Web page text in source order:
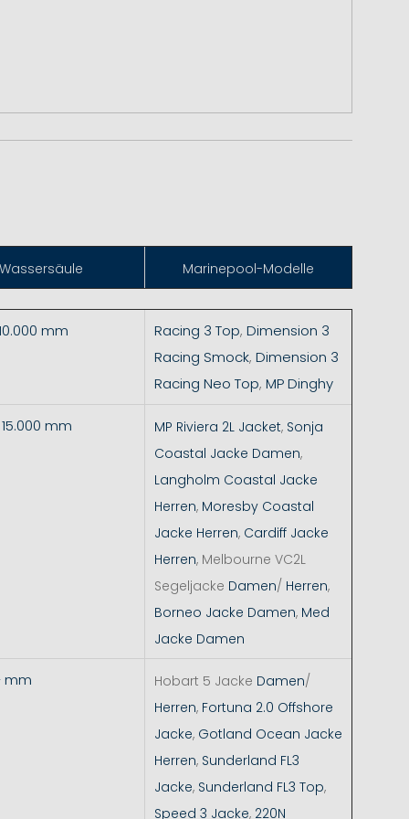
Wassersäule Marinepool-Modelle
mm Racing 3 Top, Dimension 3
Racing Smock, Dimension 3
Racing Neo Top, MP Dinghy
mm MP Riviera 2L Jacket, Sonja
Coastal Jacke Damen,
Langholm Coastal Jacke
Herren, Moresby Coastal
Jacke Herren, Cardiff Jacke
Herren, Melbourne VC2L
Segeljacke Damen/ Herren,
Borneo Jacke Damen, Med
Jacke Damen
mm Hobart 5 Jacke Damen/
Herren, Fortuna 2.0 Offshore
Jacke, Gotland Ocean Jacke
Herren, Sunderland FL3
Jacke, Sunderland FL3 Top,
Speed 3 Jacke, 220N